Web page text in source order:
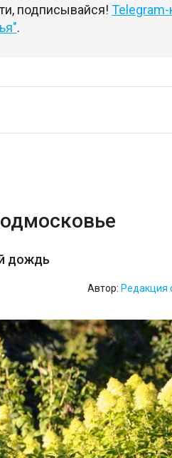
подписывайся! Telegram-
.
дождь
Автор: Редакция